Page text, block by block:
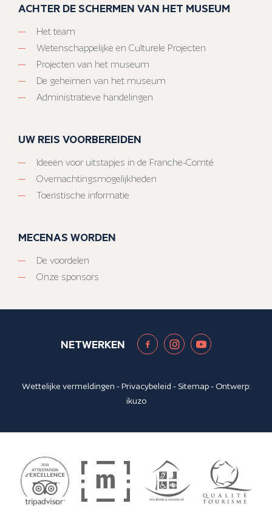
ACHTER DE SCHERMEN VAN HET MUSEUM
Het team
Wetenschappelijke en Culturele Projecten
Projecten van het museum
De geheimen van het museum
Administratieve handelingen
UW REIS VOORBEREIDEN
Ideeën voor uitstapjes in de Franche-Comté
Overnachtingsmogelijkheden
Toeristische informatie
MECENAS WORDEN
De voordelen
Onze sponsors
NETWERKEN
Wettelijke vermeldingen -Privacybeleid - Sitemap- Ontwerp:
ikuzo